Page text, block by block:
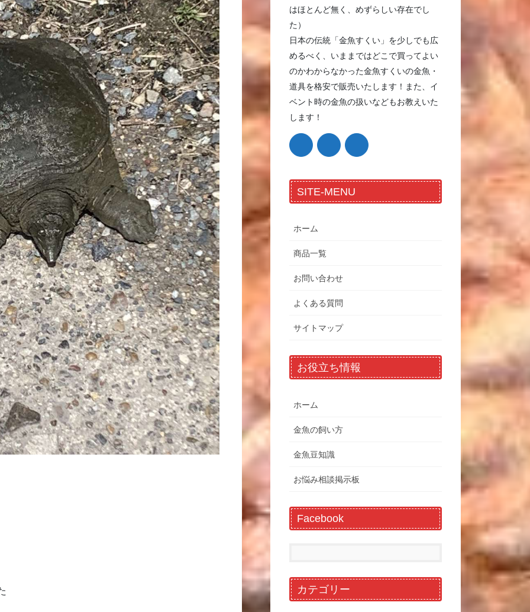
はほとんど無く、めずらしい存在でし
た）
日本の伝統「金魚すくい」を少しでも広
めるべく、いままではどこで買ってよい
のかわからなかった金魚すくいの金魚・
道具を格安で販売いたします！また、イ
ベント時の金魚の扱いなどもお教えいた
します！
SITE-MENU
ホーム
商品一覧
お問い合わせ
よくある質問
サイトマップ
お役立ち情報
ホーム
金魚の飼い方
金魚豆知識
お悩み相談掲示板
Facebook
カテゴリー